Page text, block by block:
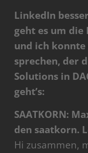
LinkedIn
geht es um die
und ich
sprechen, der
Solutions in
geht’s:
SAATKORN:
den saatkorn.
Hi zusammen,